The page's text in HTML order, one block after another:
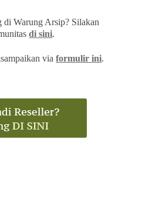
di Warung Arsip? Silakan
di sini.
viaformulir ini.